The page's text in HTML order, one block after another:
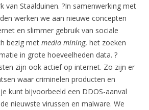
van Staalduinen. ?In samenwerking met
werken we aan nieuwe concepten
en slimmer gebruik van sociale
bezig met media mining, het zoeken
in grote hoeveelheden data. ?
zijn ook actief op internet. Zo zijn er
waar criminelen producten en
kunt bijvoorbeeld een DDOS-aanval
nieuwste virussen en malware. We